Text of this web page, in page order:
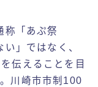
称「あぷ祭
」ではなく、
伝えることを目
川崎市市制100